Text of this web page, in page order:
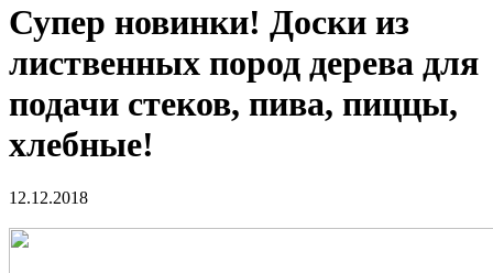
Супер новинки! Доски из
лиственных пород дерева для
подачи стеков, пива, пиццы,
хлебные!
12.12.2018